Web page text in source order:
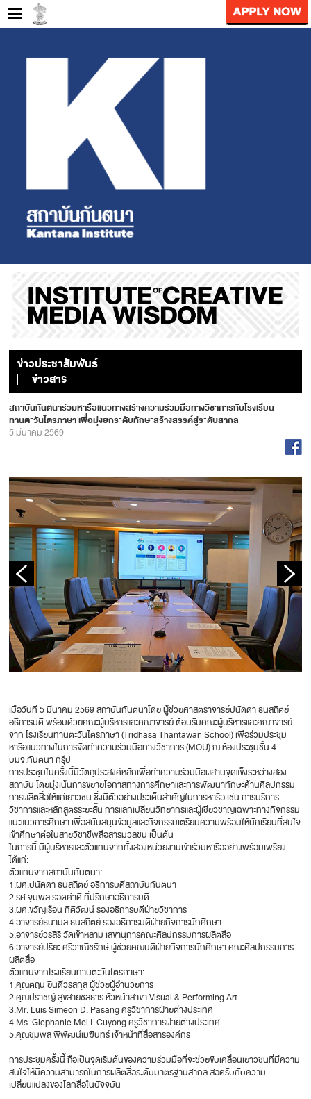
ข่าวประชาสัมพันธ์
ข่าวสาร
สถาบันกันตนาร่วมหารือแนวทางสร้างความร่วมมือทางวิชาการกับโรงเรียน
ทานตะวันไตรภาษา เพื่อมุ่งยกระดับทักษะสร้างสรรค์สู่ระดับสากล
5 มีนาคม 2569
เมื่อวันที่ 5 มีนาคม 2569 สถาบันกันตนาโดย ผู้ช่วยศาสตราจารย์ปนัดดา ธนสถิตย์
อธิการบดี พร้อมด้วยคณะผู้บริหารและคณาจารย์ ต้อนรับคณะผู้บริหารและคณาจารย์
จาก โรงเรียนทานตะวันไตรภาษา (Tridhasa Thantawan School) เพื่อร่วมประชุม
หารือแนวทางในการจัดทำความร่วมมือทางวิชาการ (MOU) ณ ห้องประชุมชั้น 4
บมจ.กันตนา กรุ๊ป
การประชุมในครั้งนี้มีวัตถุประสงค์หลักเพื่อทำความร่วมมือผสานจุดแข็งระหว่างสอง
สถาบัน โดยมุ่งเน้นการขยายโอกาสทางการศึกษาและการพัฒนาทักษะด้านศิลปกรรม
การผลิตสื่อให้แก่เยาวชน ซึ่งมีตัวอย่างประเด็นสำคัญในการหารือ เช่น การบริการ
วิชาการและหลักสูตรระยะสั้น การแลกเปลี่ยนวิทยากรและผู้เชี่ยวชาญเฉพาะทางกิจกรรม
แนะแนวการศึกษา เพื่อสนับสนุนข้อมูลและกิจกรรมเตรียมความพร้อมให้นักเรียนที่สนใจ
เข้าศึกษาต่อในสายวิชาชีพสื่อสารมวลชน เป็นต้น
ในการนี้ มีผู้บริหารและตัวแทนจากทั้งสองหน่วยงานเข้าร่วมหารืออย่างพร้อมเพรียง
ได้แก่:
ตัวแทนจากสถาบันกันตนา:
1.ผศ.ปนัดดา ธนสถิตย์ อธิการบดีสถาบันกันตนา
2.รศ.จุมพล รอดคำดี ที่ปรึกษาอธิการบดี
3.ผศ.ขวัญเรือน กิติวัฒน์ รองอธิการบดีฝ่ายวิชาการ
4.อาจารย์ธนามล ธนสถิตย์ รองอธิการบดีฝ่ายกิจการนักศึกษา
5.อาจารย์วรสิริ วัดเข้าหลาม เลขานุการคณะศิลปกรรมการผลิตสื่อ
6.อาจารย์ปริยะ ศรีวาณิชรักษ์ ผู้ช่วยคณบดีฝ่ายกิจการนักศึกษา คณะศิลปกรรมการ
ผลิตสื่อ
ตัวแทนจากโรงเรียนทานตะวันไตรภาษา:
1.คุณตฤน ยินดีวรสกุล ผู้ช่วยผู้อำนวยการ
2.คุณปราชญ์ สุขสายชลธาร หัวหน้าสาขา Visual & Performing Art
3.Mr. Luis Simeon D. Pasang ครูวิชาการฝ่ายต่างประเทศ
4.Ms. Glephanie Mei I. Cuyong ครูวิชาการฝ่ายต่างประเทศ
5.คุณชุมพล พิพัฒน์เมฆินทร์ เจ้าหน้าที่สื่อสารองค์กร
การประชุมครั้งนี้ ถือเป็นจุดเริ่มต้นของความร่วมมือที่จะช่วยขับเคลื่อนเยาวชนที่มีความ
สนใจให้มีความสามารถในการผลิตสื่อระดับมาตรฐานสากล สอดรับกับความ
เปลี่ยนแปลงของโลกสื่อในปัจจุบัน